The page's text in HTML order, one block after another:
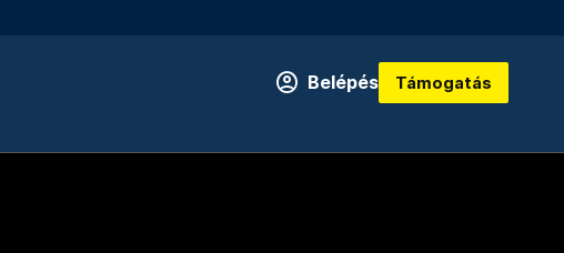
Belépés Támogatás